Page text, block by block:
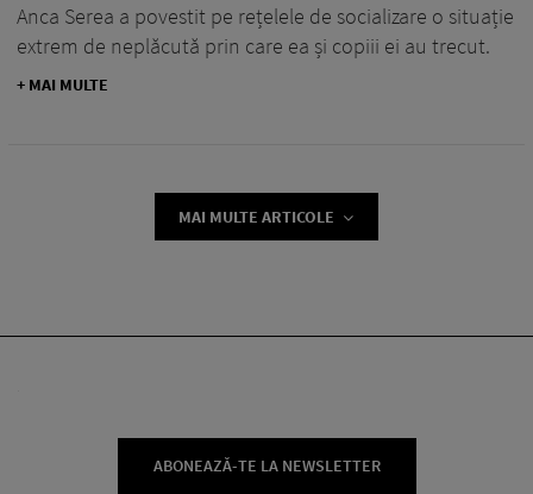
Anca Serea a povestit pe rețelele de socializare o situație
extrem de neplăcută prin care ea și copiii ei au trecut.
+ MAI MULTE
MAI MULTE ARTICOLE
ABONEAZĂ-TE LA NEWSLETTER